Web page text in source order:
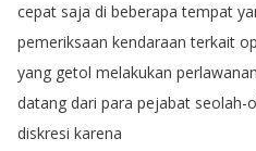
cepat saja di beberapa tempat
pemeriksaan kendaraan terkait
yang getol melakukan perlawanan
datang dari para pejabat seolah-
diskresi karena